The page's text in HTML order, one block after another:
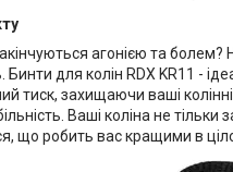
агонією та
Бинти для колін RDX KR11 -
тиск, захищаючи ваші
Ваші коліна не
що робить вас кращими в